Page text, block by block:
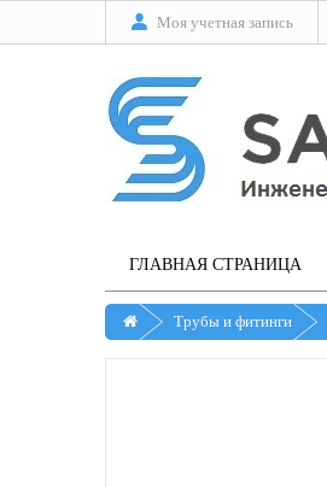
Моя учетная запись
ГЛАВНАЯ СТРАНИЦА
Трубы и фитинги